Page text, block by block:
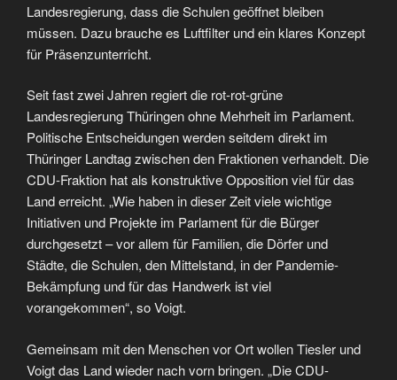
Landesregierung, dass die Schulen geöffnet bleiben
müssen. Dazu brauche es Luftfilter und ein klares Konzept
für Präsenzunterricht.
Seit fast zwei Jahren regiert die rot-rot-grüne
Landesregierung Thüringen ohne Mehrheit im Parlament.
Politische Entscheidungen werden seitdem direkt im
Thüringer Landtag zwischen den Fraktionen verhandelt. Die
CDU-Fraktion hat als konstruktive Opposition viel für das
Land erreicht. „Wie haben in dieser Zeit viele wichtige
Initiativen und Projekte im Parlament für die Bürger
durchgesetzt – vor allem für Familien, die Dörfer und
Städte, die Schulen, den Mittelstand, in der Pandemie-
Bekämpfung und für das Handwerk ist viel
vorangekommen“, so Voigt.
Gemeinsam mit den Menschen vor Ort wollen Tiesler und
Voigt das Land wieder nach vorn bringen. „Die CDU-